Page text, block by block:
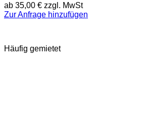
ab 35,00 € zzgl. MwSt
Zur Anfrage hinzufügen
Häufig gemietet